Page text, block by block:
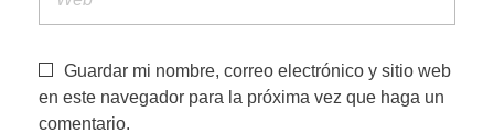
Guardar mi nombre, correo electrónico y sitio web
en este navegador para la próxima vez que haga un
comentario.